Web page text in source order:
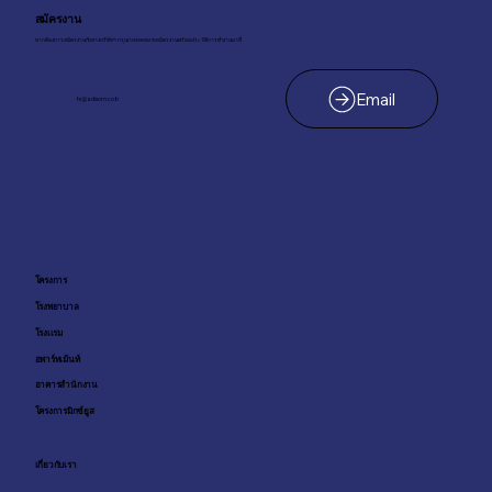
โครงการ
โรงพยาบาล
โรงเเรม
อพาร์ทเม้นท์
อาคารสำนักงาน
โครงการมิกซ์ยูส
เกี่ยวกับเรา
สมัครงาน
หากต้องการสมัครงานกับทางบริษัทฯ กรุณาส่งจดหมายสมัครงานพร้อมประวัติการทำงานมาที่
hr@adisorn.co.th